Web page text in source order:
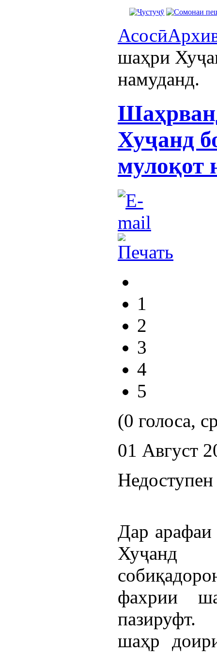
Асосӣ
шаҳри
намуданд.
Хуҷанд
мулоқот
1
2
3
4
5
(0 голоса,
01 Август
Дар
Хуҷанд
фахрии
пазируфт.
шаҳр